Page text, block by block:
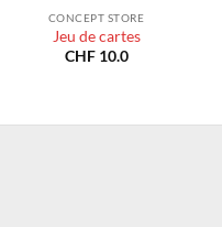
CONCEPT STORE
Jeu de cartes
CHF10.0